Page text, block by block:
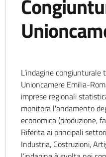
L’indagine
Unioncamere Emilia-
imprese regionali
monitora l'andamento
economica (produzione,
Riferita ai principali
Industria, Costruzioni,